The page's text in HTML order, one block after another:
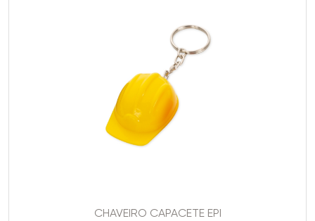
CHAVEIRO CAPACETE EPI